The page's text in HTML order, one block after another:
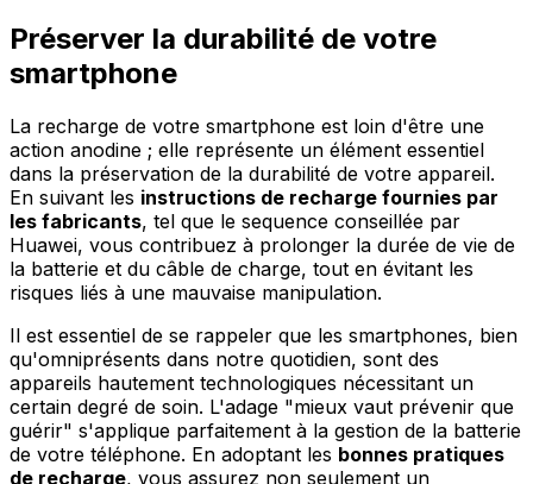
Préserver la durabilité de votre
smartphone
La recharge de votre smartphone est loin d'être une
action anodine ; elle représente un élément essentiel
dans la préservation de la durabilité de votre appareil.
En suivant les instructions de recharge fournies par
les fabricants, tel que le sequence conseillée par
Huawei, vous contribuez à prolonger la durée de vie de
la batterie et du câble de charge, tout en évitant les
risques liés à une mauvaise manipulation.
Il est essentiel de se rappeler que les smartphones, bien
qu'omniprésents dans notre quotidien, sont des
appareils hautement technologiques nécessitant un
certain degré de soin. L'adage "mieux vaut prévenir que
guérir" s'applique parfaitement à la gestion de la batterie
de votre téléphone. En adoptant les bonnes pratiques
de recharge, vous assurez non seulement un